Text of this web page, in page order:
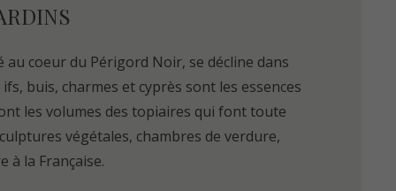
au coeur du Périgord Noir, se décline dans
buis, charmes et cyprès sont les essences
les volumes des topiaires qui font toute
végétales, chambres de verdure,
à la Française.